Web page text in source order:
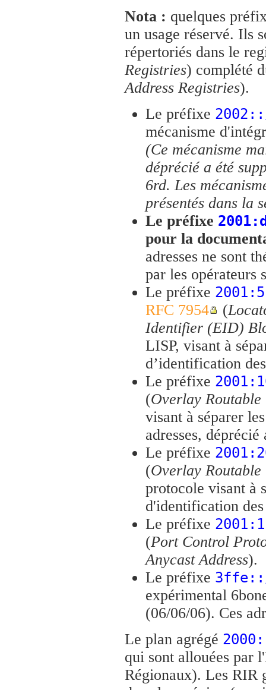
Nota : quelques
un usage réservé. Ils
répertoriés dans le
Registries) complété
Address Registries).
Le préfixe
mécanisme
(Ce mécanisme
déprécié a été
6rd. Les
présentés dans la
Le préfixe
pour la
adresses ne sont
par les opérateurs
Le préfixe
RFC 7954 (
Identifier (EID)
LISP, visant à
d’identification
Le préfixe
(Overlay
visant à séparer
adresses,
Le préfixe
(Overlay
protocole visant à
d'identification des
Le préfixe
(Port Control
Anycast Address).
Le préfixe
expérimental
(06/06/06). Ces
Le plan agrégé
qui sont allouées par
Régionaux). Les RIR